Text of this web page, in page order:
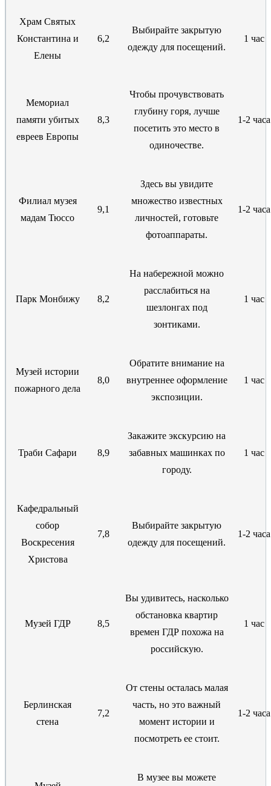
Храм Святых
Константина и
Елены
6,2
Выбирайте закрытую
одежду для посещений.
1 час
Мемориал
памяти убитых
евреев Европы
8,3
Чтобы прочувствовать
глубину горя, лучше
посетить это место в
одиночестве.
1-2 часа
Филиал музея
мадам Тюссо
9,1
Здесь вы увидите
множество известных
личностей, готовьте
фотоаппараты.
1-2 часа
Парк Монбижу 8,2
На набережной можно
расслабиться на
шезлонгах под
зонтиками.
1 час
Музей истории
пожарного дела
8,0
Обратите внимание на
внутреннее оформление
экспозиции.
1 час
Траби Сафари 8,9
Закажите экскурсию на
забавных машинках по
городу.
1 час
Кафедральный
собор
Воскресения
Христова
7,8
Выбирайте закрытую
одежду для посещений.
1-2 часа
Музей ГДР 8,5
Вы удивитесь, насколько
обстановка квартир
времен ГДР похожа на
российскую.
1 час
Берлинская
стена
7,2
От стены осталась малая
часть, но это важный
момент истории и
посмотреть ее стоит.
1-2 часа
В музее вы можете